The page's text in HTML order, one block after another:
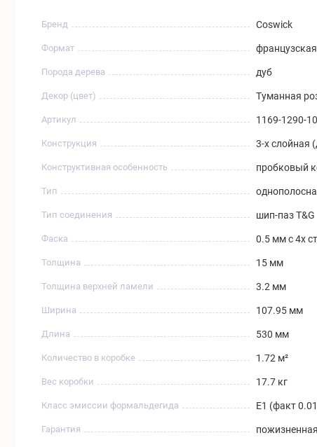
Бренд Coswick
Формат
Порода дерева дуб
Декор (цвет) Туманная
Артикул 1169-1290-10
Конструкция 3-х слойная
Конструктивная особенность пробковый
Тип
Тип соединения шип-паз T&G
Фаска 0.5 мм с 4х
Толщина 15 мм
Толщина верхней ламели 3.2 мм
Ширина 107.95 мм
Длина 530 мм
Количество в коробке 1.72 м²
Вес коробки 17.7 кг
Класс эмиссии формальдегида Е1 (факт
Гарантия